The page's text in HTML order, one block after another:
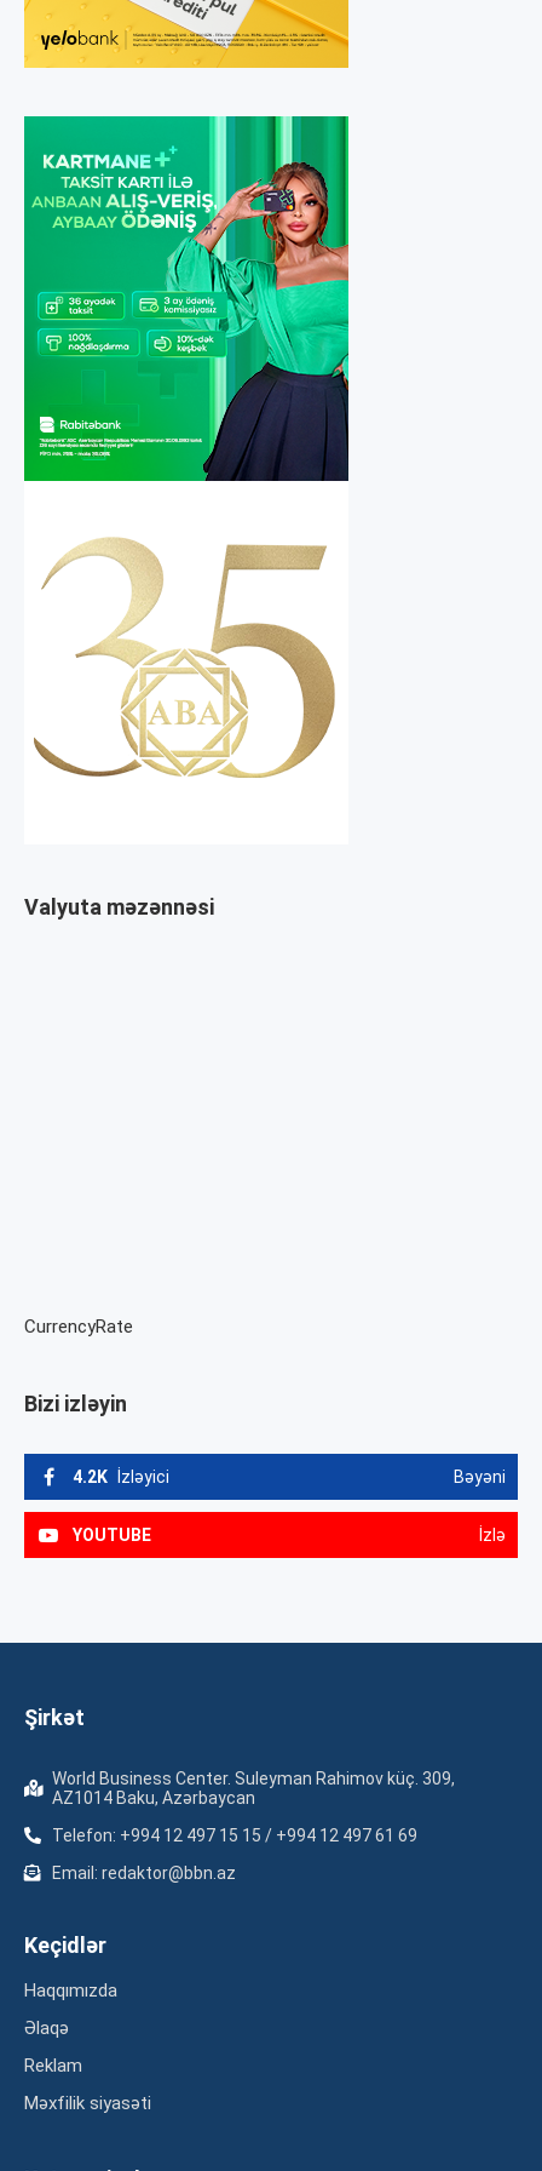
Valyuta məzənnəsi
CurrencyRate
Bizi izləyin
4.2K İzləyici Bəyəni
YOUTUBE İzlə
Şirkət
World Business Center. Suleyman Rahimov küç. 309,
AZ1014 Baku, Azərbaycan
Telefon: +994 12 497 15 15 / +994 12 497 61 69
Email: redaktor@bbn.az
Keçidlər
Haqqımızda
Əlaqə
Reklam
Məxfilik siyasəti